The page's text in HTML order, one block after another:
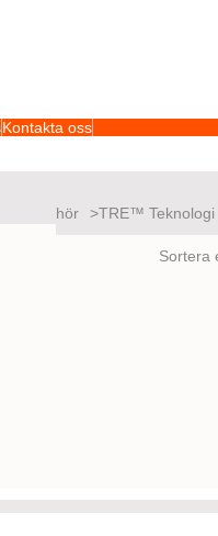
Kontakta oss
Tillbehör TRE™ Teknologi
Sortera